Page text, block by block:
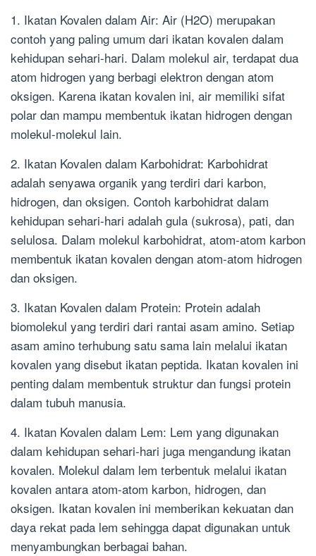
1. Ikatan Kovalen dalam Air: Air (H2O) merupakan
contoh yang paling umum dari ikatan kovalen dalam
kehidupan sehari-hari. Dalam molekul air, terdapat dua
atom hidrogen yang berbagi elektron dengan atom
oksigen. Karena ikatan kovalen ini, air memiliki sifat
polar dan mampu membentuk ikatan hidrogen dengan
molekul-molekul lain.
2. Ikatan Kovalen dalam Karbohidrat: Karbohidrat
adalah senyawa organik yang terdiri dari karbon,
hidrogen, dan oksigen. Contoh karbohidrat dalam
kehidupan sehari-hari adalah gula (sukrosa), pati, dan
selulosa. Dalam molekul karbohidrat, atom-atom karbon
membentuk ikatan kovalen dengan atom-atom hidrogen
dan oksigen.
3. Ikatan Kovalen dalam Protein: Protein adalah
biomolekul yang terdiri dari rantai asam amino. Setiap
asam amino terhubung satu sama lain melalui ikatan
kovalen yang disebut ikatan peptida. Ikatan kovalen ini
penting dalam membentuk struktur dan fungsi protein
dalam tubuh manusia.
4. Ikatan Kovalen dalam Lem: Lem yang digunakan
dalam kehidupan sehari-hari juga mengandung ikatan
kovalen. Molekul dalam lem terbentuk melalui ikatan
kovalen antara atom-atom karbon, hidrogen, dan
oksigen. Ikatan kovalen ini memberikan kekuatan dan
daya rekat pada lem sehingga dapat digunakan untuk
menyambungkan berbagai bahan.